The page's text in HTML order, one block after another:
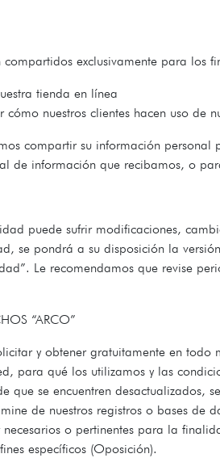
compartidos exclusivamente para los
tienda en línea
cómo nuestros clientes hacen uso de
compartir su información
de información que recibamos, o
puede sufrir modificaciones,
se pondrá a su disposición la
Le recomendamos que revise
“ARCO”
y obtener gratuitamente en
para qué los utilizamos y las
que se encuentren
de nuestros registros o bases
necesarios o pertinentes para la
específicos (Oposición).